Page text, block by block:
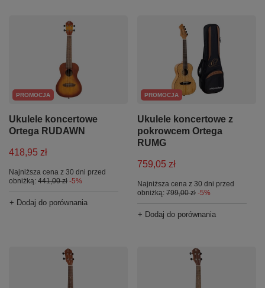
PROMOCJA
Ukulele koncertowe
Ortega RUDAWN
418,95 zł
Najniższa cena z 30 dni przed
obniżką: 441,00 zł -5%
+ Dodaj do porównania
PROMOCJA
Ukulele koncertowe z
pokrowcem Ortega
RUMG
759,05 zł
Najniższa cena z 30 dni przed
obniżką: 799,00 zł -5%
+ Dodaj do porównania